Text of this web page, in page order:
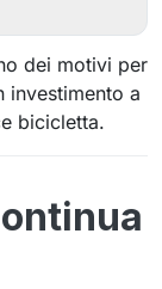
dei motivi per
investimento a
bicicletta.